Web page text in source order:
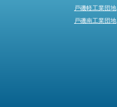
戸磯軽工業団地
戸磯南工業団地